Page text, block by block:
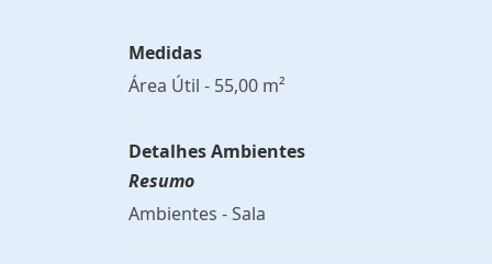
Medidas
Área Útil - 55,00 m²
Detalhes Ambientes
Resumo
Ambientes - Sala